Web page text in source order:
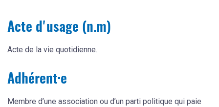
Acte d'usage (n.m)
Acte de la vie quotidienne.
Adhérent·e
Membre d’une association ou d’un parti politique qui paie